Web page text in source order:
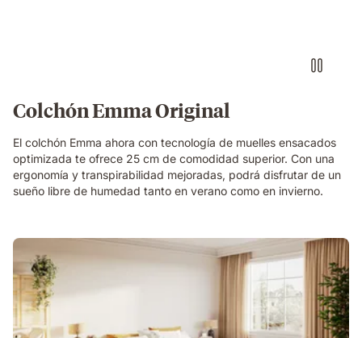
Colchón Emma Original
El colchón Emma ahora con tecnología de muelles ensacados
optimizada te ofrece 25 cm de comodidad superior. Con una
ergonomía y transpirabilidad mejoradas, podrá disfrutar de un
sueño libre de humedad tanto en verano como en invierno.